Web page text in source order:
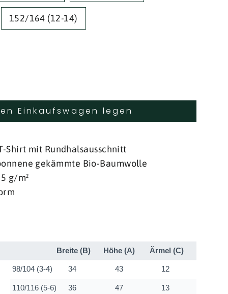
152/164 (12-14)
Einkaufswagen legen
Shirt mit Rundhalsausschnitt
gekämmte Bio-Baumwolle
g/m²